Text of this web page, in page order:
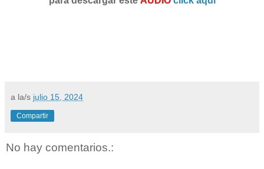
a la/s julio 15, 2024
Compartir
No hay comentarios.: